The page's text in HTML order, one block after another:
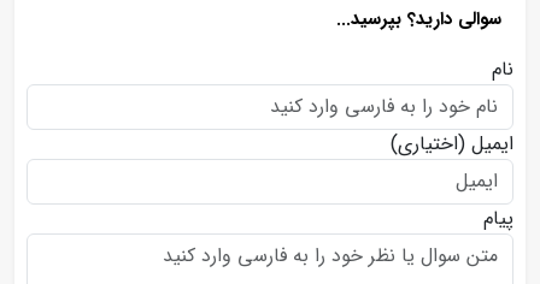
سوالی دارید؟ بپرسید...
نام
ایمیل (اختیاری)
پیام